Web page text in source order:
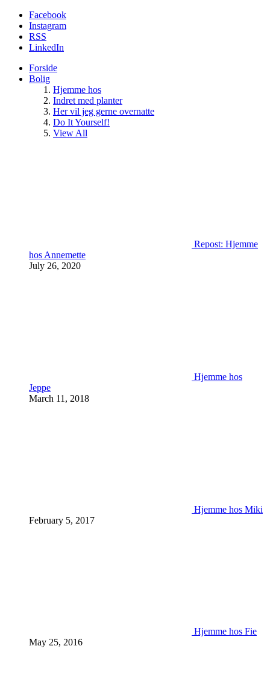
Facebook
Instagram
RSS
LinkedIn
Forside
Bolig
Hjemme hos
Indret med planter
Her vil jeg gerne overnatte
Do It Yourself!
View All
Repost: Hjemme
hos Annemette
July 26, 2020
Hjemme hos
Jeppe
March 11, 2018
Hjemme hos Miki
February 5, 2017
Hjemme hos Fie
May 25, 2016